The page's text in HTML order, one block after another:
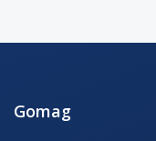
Gomag